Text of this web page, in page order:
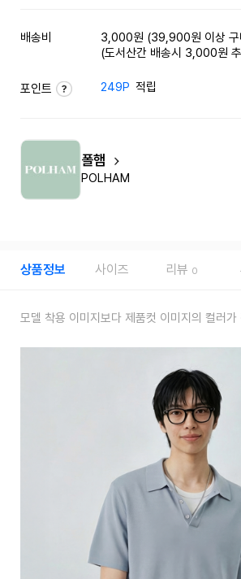
배송비
3,000원 (39,900원 이상 구
(도서산간 배송시 3,000원
포인트 249P 적립
폴햄
POLHAM
상품정보 사이즈 리뷰 0
모델 착용 이미지보다 제품컷 이미지의 컬러가